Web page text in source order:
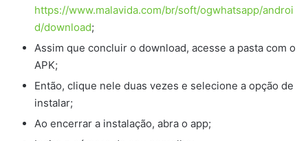
https://www.malavida.com/br/soft/ogwhatsapp/androi
d/download;
Assim que concluir o download, acesse a pasta com o
APK;
Então, clique nele duas vezes e selecione a opção de
instalar;
Ao encerrar a instalação, abra o app;